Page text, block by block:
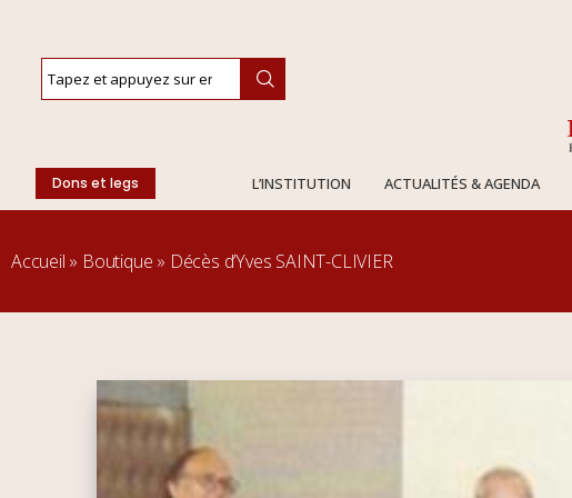
Dons et legs L’INSTITUTION ACTUALITÉS & AGENDA
Accueil » Boutique » Décès d’Yves SAINT-CLIVIER